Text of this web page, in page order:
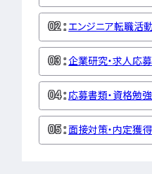
エンジニア転職活
企業研究・求人応募
応募書類・資格勉強
面接対策・内定獲得